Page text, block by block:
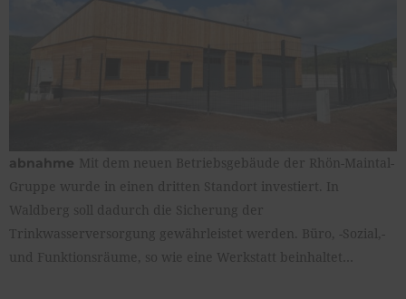
abnahme Mit dem neuen Betriebsgebäude der Rhön-Maintal-
Gruppe wurde in einen dritten Standort investiert. In
Waldberg soll dadurch die Sicherung der
Trinkwasserversorgung gewährleistet werden. Büro, -Sozial,-
und Funktionsräume, so wie eine Werkstatt beinhaltet…